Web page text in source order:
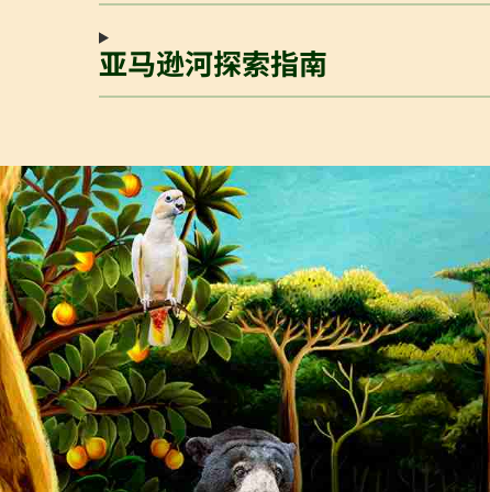
亚马逊河探索指南